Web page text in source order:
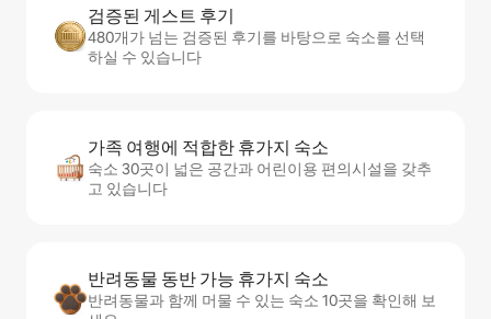
검증된 게스트 후기
480개가 넘는 검증된 후기를 바탕으로 숙소를 선택
하실 수 있습니다
가족 여행에 적합한 휴가지 숙소
숙소 30곳이 넓은 공간과 어린이용 편의시설을 갖추
고 있습니다
반려동물 동반 가능 휴가지 숙소
반려동물과 함께 머물 수 있는 숙소 10곳을 확인해 보